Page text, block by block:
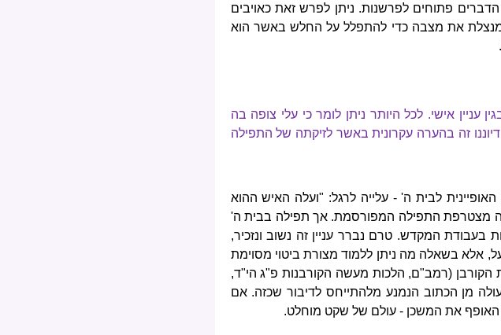
הדברים פתוחים לפרשנות. ניתן לפרש זאת כאויבים
מנצלת את מצבה כדי להתפלל על החלש באשר הוא
אישי. לכל היותר ניתן לומר כי עלי צופה בה
זה בהערה עקרונית באשר לזיקתה של התפילה
לבית ה' - עלייה לרגל: "ועלה האיש ההוא
מצטרפת התפילה המפורסמת. אך תפילה בבית ה'
המקדש. טרם נברר עניין זה נשוב ונזכיר,
אלא בשאלה מה ניתן ללמוד מצורת ביטוי מסוימת
הקורבן (רמב"ם, הלכות מעשה הקורבנות פ"ג הי"ד,
מן הכתוב הנמנע מלהתייחס לדיבור שכזה. אם
האופף את המשכן - עולם של שקט מוחלט.